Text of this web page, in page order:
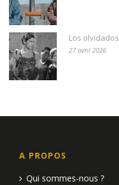
Los olvidados
27 avril 2026
A PROPOS
Qui sommes-nous ?